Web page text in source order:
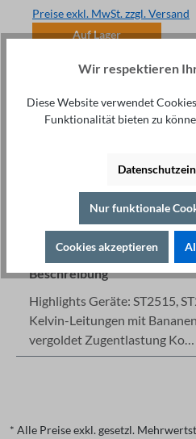
Preise exkl. MwSt. zzgl. Versand
Auf Lager
Details
Fachberatung unter
+49 421 277 9999
Beschreibung
Highlights Geräte: ST2515,
Kelvin-Leitungen mit
vergoldet Zugentlastung Ko…
* Alle Preise exkl. gesetzl.
Wir respektieren
Diese Website verwendet
Funktionalität bieten zu
Nur funktionale
Cookies akzeptieren